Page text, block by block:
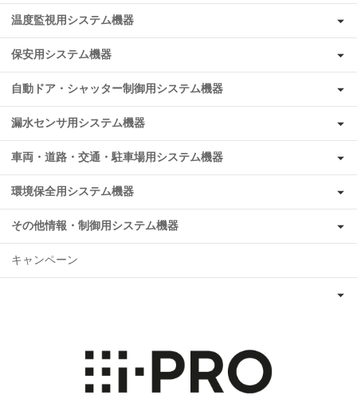
温度監視用システム機器
保安用システム機器
自動ドア・シャッター制御用システム機器
漏水センサ用システム機器
車両・道路・交通・駐車場用システム機器
環境保全用システム機器
その他情報・制御用システム機器
キャンペーン